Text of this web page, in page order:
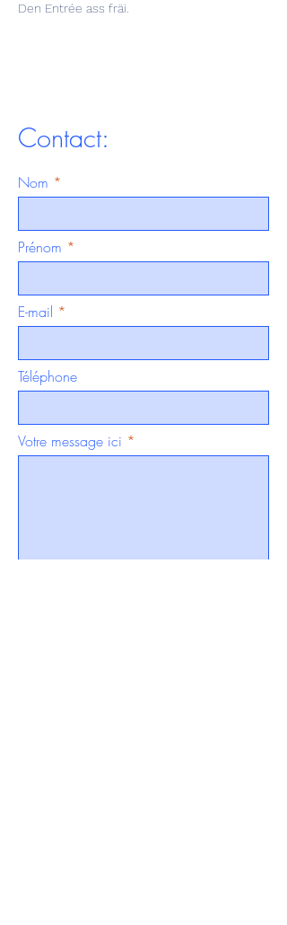
Den Entrée ass fräi.
Contact:
Nom
Prénom
E-mail
Téléphone
Votre message ici